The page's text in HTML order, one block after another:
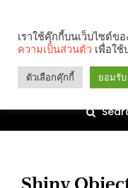
เราใช้คุ๊กกี้บนเว็บไซต์ข
ความเป็นส่วนตัว เพื่อใช้
ตัวเลือกคุ๊กกี้ ยอมรับ